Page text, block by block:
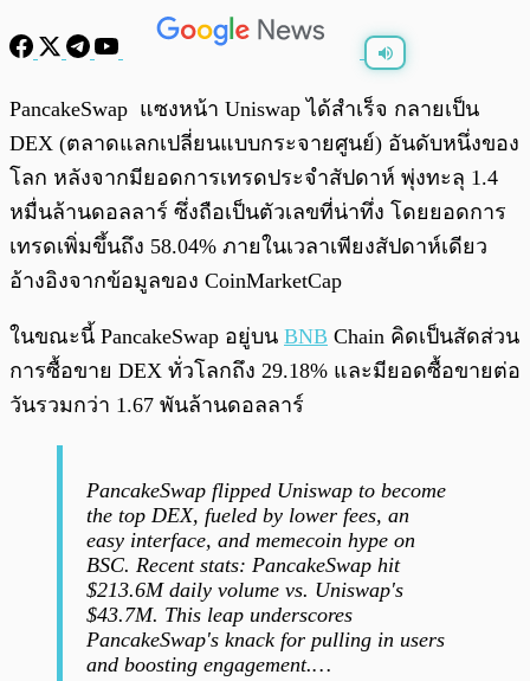
0:00
PancakeSwap แซงหน้า Uniswap ได้สำเร็จ กลายเป็น
DEX (ตลาดแลกเปลี่ยนแบบกระจายศูนย์) อันดับหนึ่งของ
โลก หลังจากมียอดการเทรดประจำสัปดาห์ พุ่งทะลุ 1.4
หมื่นล้านดอลลาร์ ซึ่งถือเป็นตัวเลขที่น่าทึ่ง โดยยอดการ
เทรดเพิ่มขึ้นถึง 58.04% ภายในเวลาเพียงสัปดาห์เดียว
อ้างอิงจากข้อมูลของ CoinMarketCap
ในขณะนี้ PancakeSwap อยู่บน BNB Chain คิดเป็นสัดส่วน
การซื้อขาย DEX ทั่วโลกถึง 29.18% และมียอดซื้อขายต่อ
วันรวมกว่า 1.67 พันล้านดอลลาร์
PancakeSwap flipped Uniswap to become
the top DEX, fueled by lower fees, an
easy interface, and memecoin hype on
BSC. Recent stats: PancakeSwap hit
$213.6M daily volume vs. Uniswap's
$43.7M. This leap underscores
PancakeSwap's knack for pulling in users
and boosting engagement.…